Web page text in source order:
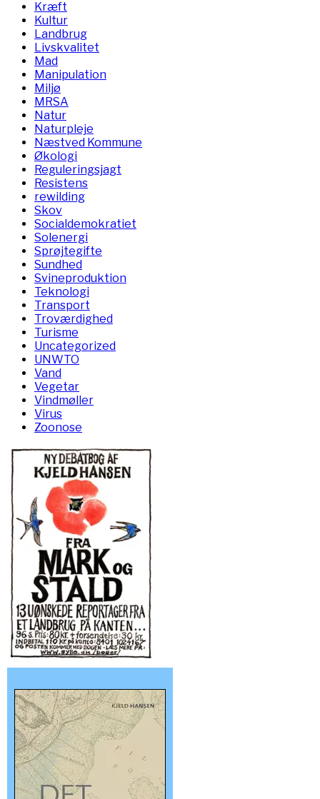
Kræft
Kultur
Landbrug
Livskvalitet
Mad
Manipulation
Miljø
MRSA
Natur
Naturpleje
Næstved Kommune
Økologi
Reguleringsjagt
Resistens
rewilding
Skov
Socialdemokratiet
Solenergi
Sprøjtegifte
Sundhed
Svineproduktion
Teknologi
Transport
Troværdighed
Turisme
Uncategorized
UNWTO
Vand
Vegetar
Vindmøller
Virus
Zoonose